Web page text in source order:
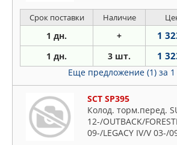
Срок поставки Наличие
1 дн. + 1
1 дн. 3 шт. 1
Еще предложение (1) за
SCT SP395
Колод. торм.перед.
12-/OUTBACK/
09-/LEGACY IV/V 03-/